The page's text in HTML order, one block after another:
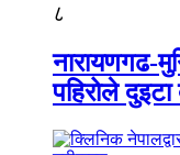
८
नारायणगढ-
पहिरोले